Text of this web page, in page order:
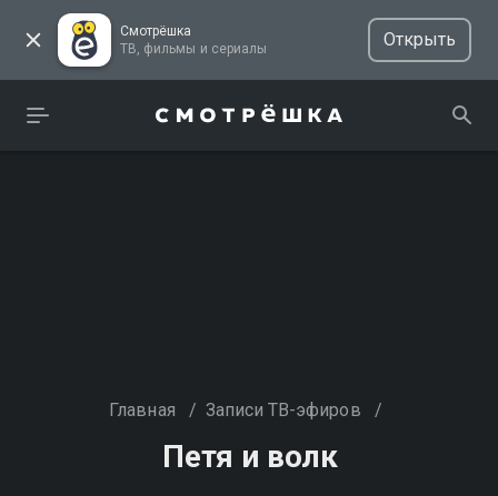
Смотрёшка
ТВ, фильмы и сериалы
Открыть
Главная / Записи ТВ-эфиров /
Петя и волк